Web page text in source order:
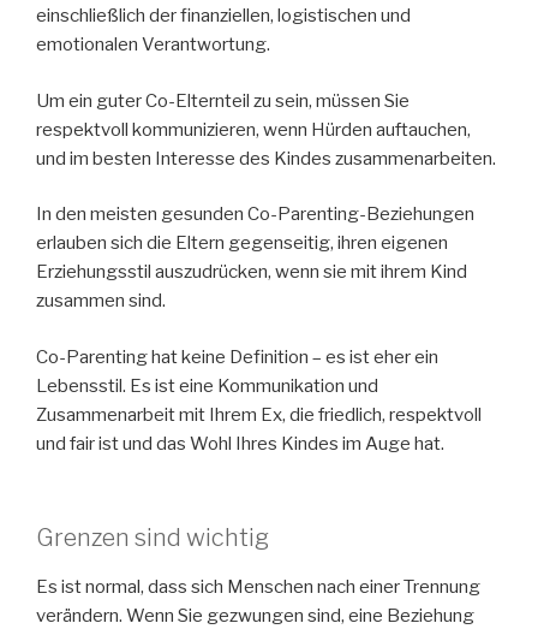
einschließlich der finanziellen, logistischen und
emotionalen Verantwortung.
Um ein guter Co-Elternteil zu sein, müssen Sie
respektvoll kommunizieren, wenn Hürden auftauchen,
und im besten Interesse des Kindes zusammenarbeiten.
In den meisten gesunden Co-Parenting-Beziehungen
erlauben sich die Eltern gegenseitig, ihren eigenen
Erziehungsstil auszudrücken, wenn sie mit ihrem Kind
zusammen sind.
Co-Parenting hat keine Definition – es ist eher ein
Lebensstil. Es ist eine Kommunikation und
Zusammenarbeit mit Ihrem Ex, die friedlich, respektvoll
und fair ist und das Wohl Ihres Kindes im Auge hat.
Grenzen sind wichtig
Es ist normal, dass sich Menschen nach einer Trennung
verändern. Wenn Sie gezwungen sind, eine Beziehung